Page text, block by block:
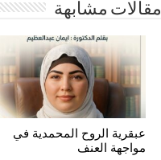
مقالات مشابهة
عبقرية الروح المحمدية في
مواجهة العنف